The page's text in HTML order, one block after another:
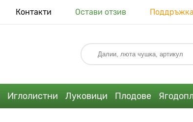
Контакти Остави отзив Поддръжка
Иглолистни Луковици Плодове